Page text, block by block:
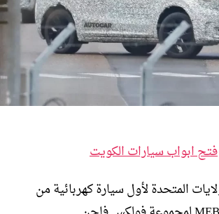
فتح ابواب سيارات الكويت
المتحدة لأول سيارة كهربائية من